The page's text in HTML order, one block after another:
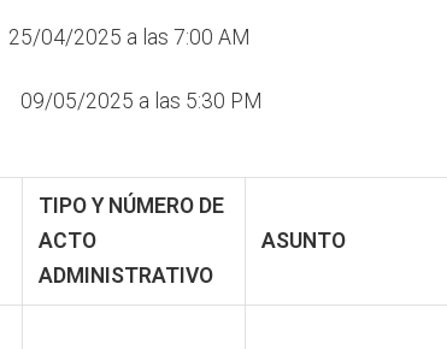
04/2025 a las 7:00 AM
09/05/2025 a las 5:30 PM
TIPO Y NÚMERO DE
ACTO
ADMINISTRATIVO
ASUNTO